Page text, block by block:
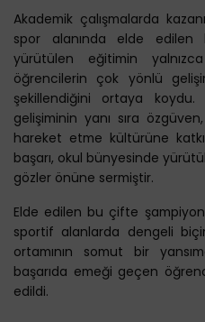
Akademik çalışmalarda
spor alanında elde edilen
yürütülen eğitimin yalnızca
öğrencilerin çok yönlü
şekillendiğini ortaya koydu.
gelişiminin yanı sıra
hareket etme kültürüne
başarı, okul bünyesinde
gözler önüne sermiştir.
Elde edilen bu çifte
sportif alanlarda dengeli
ortamının somut bir
başarıda emeği geçen
edildi.